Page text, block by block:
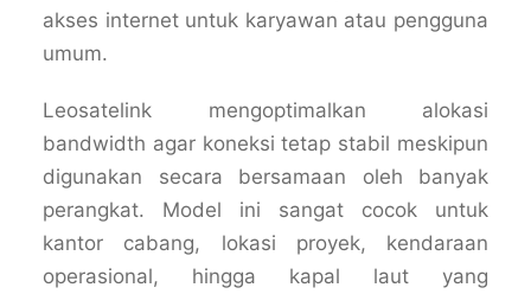
akses internet untuk karyawan atau pengguna
umum.
Leosatelink mengoptimalkan alokasi
bandwidth agar koneksi tetap stabil meskipun
digunakan secara bersamaan oleh banyak
perangkat. Model ini sangat cocok untuk
kantor cabang, lokasi proyek, kendaraan
operasional, hingga kapal laut yang